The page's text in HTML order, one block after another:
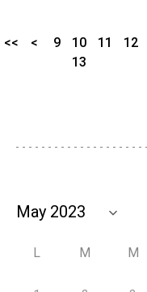
<< < 9 10 11
12
13
L M M